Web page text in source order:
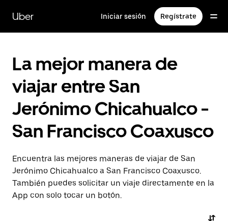
contenido
principal
Uber Iniciar sesión Regístrate
La mejor manera de
viajar entre San
Jerónimo Chicahualco -
San Francisco Coaxusco
Encuentra las mejores maneras de viajar de San
Jerónimo Chicahualco a San Francisco Coaxusco.
También puedes solicitar un viaje directamente en la
App con solo tocar un botón.